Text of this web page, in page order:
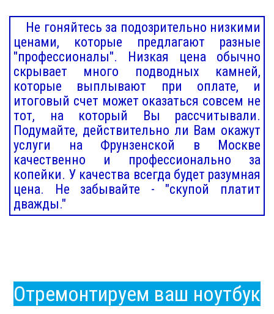
Не гоняйтесь за подозрительно низкими
ценами, которые предлагают разные
"профессионалы". Низкая цена обычно
скрывает много подводных камней,
которые выплывают при оплате, и
итоговый счет может оказаться совсем не
тот, на который Вы рассчитывали.
Подумайте, действительно ли Вам окажут
услуги на Фрунзенской в Москве
качественно и профессионально за
копейки. У качества всегда будет разумная
цена. Не забывайте - "скупой платит
дважды."
Отремонтируем ваш ноутбук